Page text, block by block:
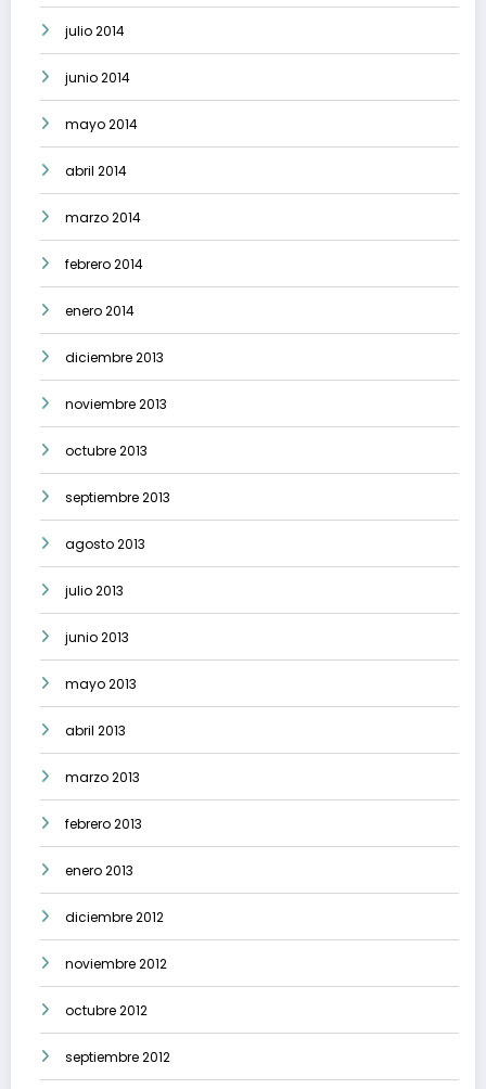
julio 2014
junio 2014
mayo 2014
abril 2014
marzo 2014
febrero 2014
enero 2014
diciembre 2013
noviembre 2013
octubre 2013
septiembre 2013
agosto 2013
julio 2013
junio 2013
mayo 2013
abril 2013
marzo 2013
febrero 2013
enero 2013
diciembre 2012
noviembre 2012
octubre 2012
septiembre 2012